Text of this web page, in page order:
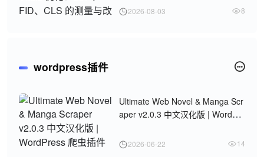
2026-08-03 8
wordpress插件
Ultimate Web Novel & Manga Scr
aper v2.0.3 中文汉化版 | WordPre
2026-06-22 14